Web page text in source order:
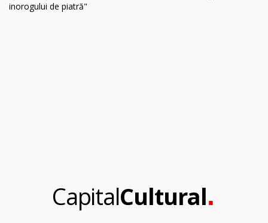
CapitalCultural.